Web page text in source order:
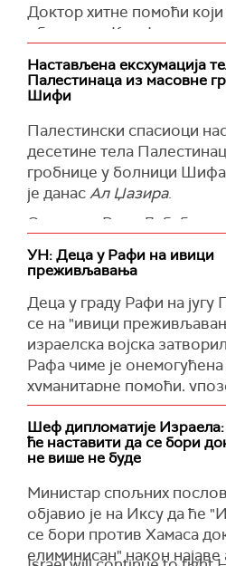
Доктор хитне помоћи
оближњем Кан Јунису
ситуација у подручјима на
"катастрофална", пошто је
хуманитарне помоћи
"Мирис канализације је
доктор.
(The Guardian)
Настављена ексхумација
Палестинаца из масовне
Шифи
Палестински спасиоци
десетине тела
гробнице у болници Шифа
је данасАл Џазира.
Спасилац Рами Дабабеш
телевизијску мрежу да
потпуно
мучења којима су била
обезглављена.
Палестински медицински
трећу масовну гробницу
Шифа у којој је
је у среду канцеларија
(Al Jazeera)
УН: Деца у Рафи на ивици
преживљавања
Деца у граду Рафи на југу
се на "ивици
израелска војска
Рафа чиме је
хуманитарне помоћи,
Канцеларија Уједињених
координацију
најновијем извештају.
Шеф дипломатије
ће наставити да се бори
не више не буде
Министар спољних
објавио је на Иксу да ће
се бори против Хамаса
елиминисан" након